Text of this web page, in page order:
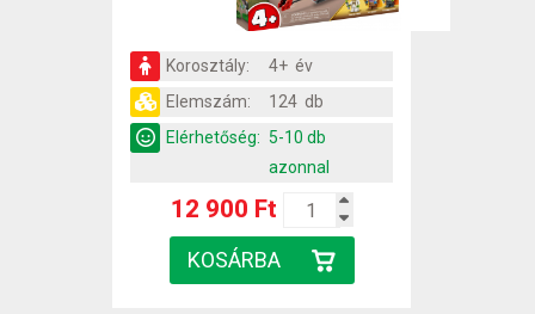
Korosztály:
4+ év
Elemszám:
124 db
Elérhetőség: 5-10 db
azonnal
12 900 Ft